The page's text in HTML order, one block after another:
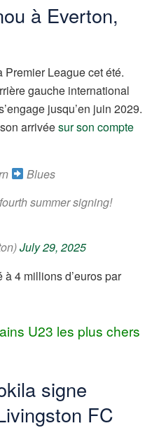
à Everton,
Premier League cet été.
gauche international
jusqu’en juin 2029.
arrivéesur son compte
Blues
summer signing!
July 29, 2025
4 millions d’euros par
U23 les plus chers
signe
FC